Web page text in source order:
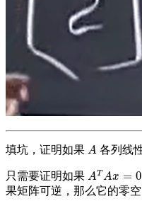
填坑，证明如果 A
A 各列线
只需要证明如果 AT Ax = 0
AT Ax= 0
果矩阵可逆，那么它的零空